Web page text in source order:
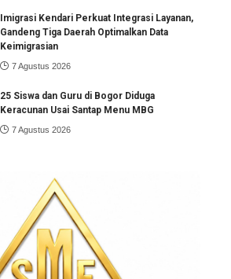
Imigrasi Kendari Perkuat Integrasi Layanan,
Gandeng Tiga Daerah Optimalkan Data
Keimigrasian
7 Agustus 2026
25 Siswa dan Guru di Bogor Diduga
Keracunan Usai Santap Menu MBG
7 Agustus 2026